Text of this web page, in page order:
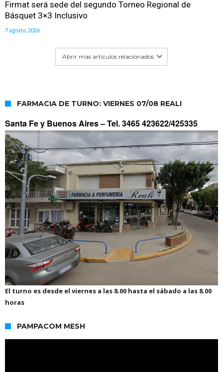
Firmat será sede del segundo Torneo Regional de
Básquet 3×3 Inclusivo
7 agosto, 2026
Abrir mas artículos relacionados
FARMACIA DE TURNO: VIERNES 07/08 REALI
Santa Fe y Buenos Aires –Tel. 3465 423622/425335
El turno es desde el viernes a las 8.00 hasta el sábado a las 8.00
horas
PAMPACOM MESH